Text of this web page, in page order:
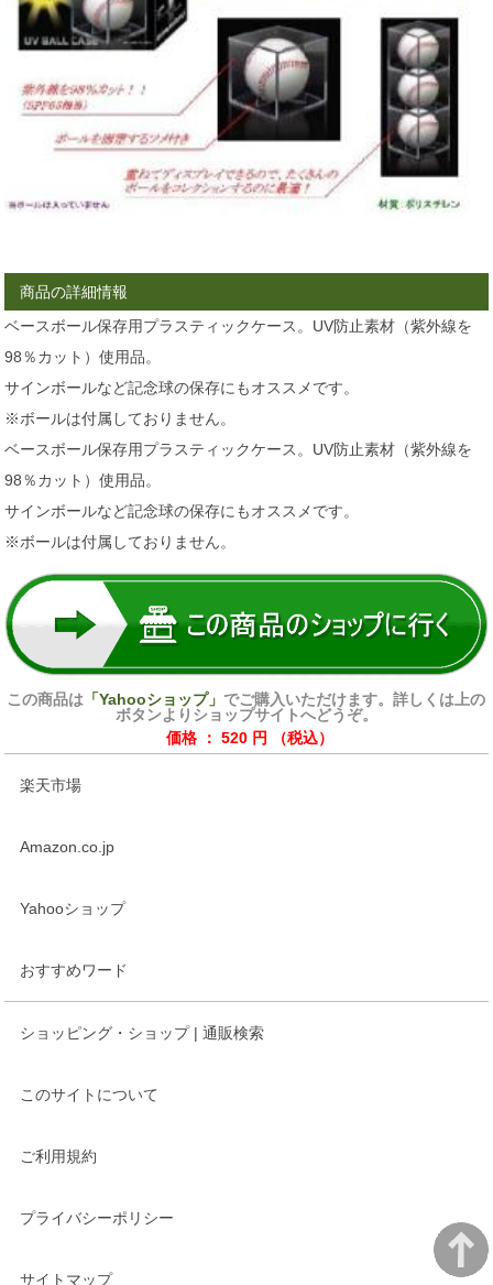
商品の詳細情報
ベースボール保存用プラスティックケース。UV防止素材（紫外線を
98％カット）使用品。
サインボールなど記念球の保存にもオススメです。
※ボールは付属しておりません。
ベースボール保存用プラスティックケース。UV防止素材（紫外線を
98％カット）使用品。
サインボールなど記念球の保存にもオススメです。
※ボールは付属しておりません。
この商品は 「Yahooショップ」でご購入いただけます。詳しくは上の
ボタンよりショップサイトへどうぞ。
価格 ： 520 円 （税込）
楽天市場
Amazon.co.jp
Yahooショップ
おすすめワード
ショッピング・ショップ | 通販検索
このサイトについて
ご利用規約
プライバシーポリシー
サイトマップ